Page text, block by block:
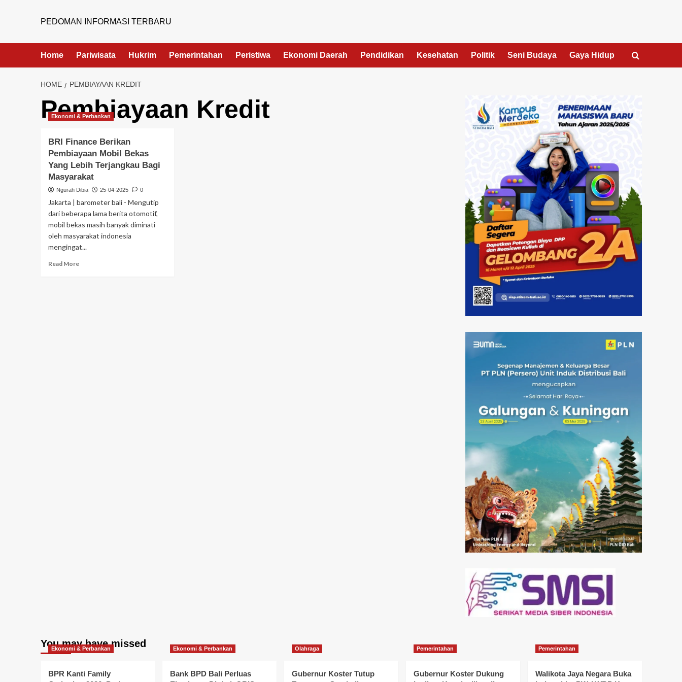
PEDOMAN INFORMASI TERBARU
Home Pariwisata Hukrim Pemerintahan Peristiwa Ekonomi Daerah Pendidikan Kesehatan Politik Seni Budaya Gaya Hidup
HOME PEMBIAYAAN KREDIT
Pembiayaan Kredit
Ekonomi & Perbankan
BRI Finance Berikan
Pembiayaan Mobil Bekas
Yang Lebih Terjangkau Bagi
Masyarakat
Ngurah Dibia 25-04-2025 0
Jakarta | barometer bali - Mengutip
dari beberapa lama berita otomotif,
mobil bekas masih banyak diminati
oleh masyarakat indonesia
mengingat...
Read More
You may have missed
Ekonomi & Perbankan
BPR Kanti Family
Ekonomi & Perbankan
Bank BPD Bali Perluas
Olahraga
Gubernur Koster Tutup
Pemerintahan
Gubernur Koster Dukung
Pemerintahan
Walikota Jaya Negara Buka